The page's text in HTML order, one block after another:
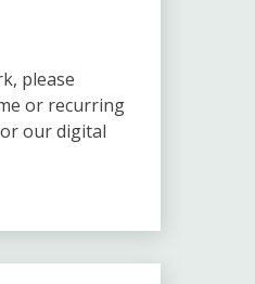
please
or recurring
our digital